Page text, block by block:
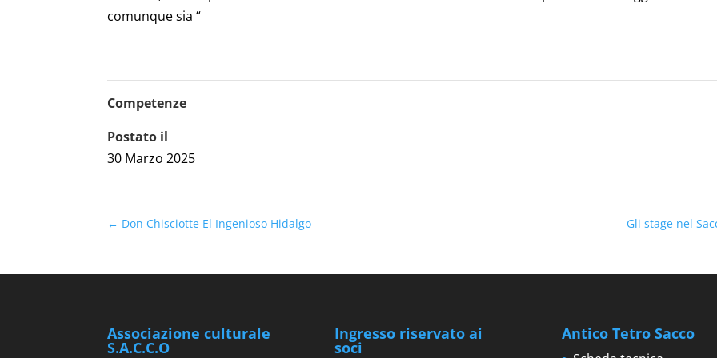
comunque sia “
Competenze
Postato il
30 Marzo 2025
← Don Chisciotte El Ingenioso Hidalgo Gli stage nel
Associazione culturale
S.A.C.C.O
Ingresso riservato ai
soci
Antico Tetro Sacco